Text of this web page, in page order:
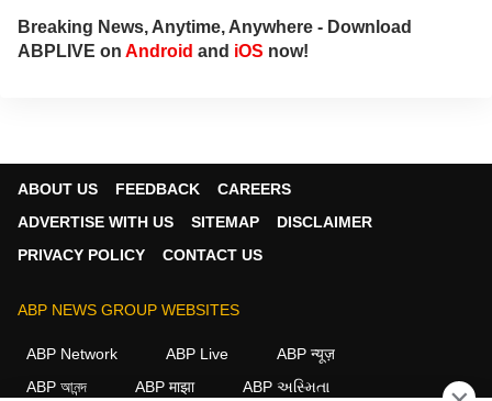
Breaking News, Anytime, Anywhere - Download
ABPLIVE on Android and iOS now!
ABOUT US FEEDBACK
CAREERS
ADVERTISE WITH US
SITEMAP
DISCLAIMER
PRIVACY POLICY
CONTACT US
ABP NEWS GROUP WEBSITES
ABP Network ABP Live
ABP न्यूज़
ABP আনন্দ
ABP माझा ABP અસ્મિતા